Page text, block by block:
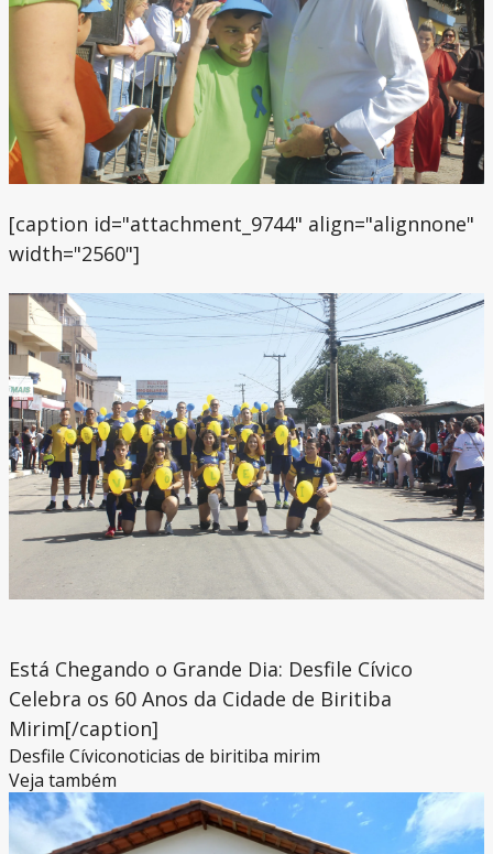
[caption id="attachment_9744" align="alignnone"
width="2560"]
Está Chegando o Grande Dia: Desfile Cívico
Celebra os 60 Anos da Cidade de Biritiba
Mirim[/caption]
Desfile Cíviconoticias de biritiba mirim
Veja também